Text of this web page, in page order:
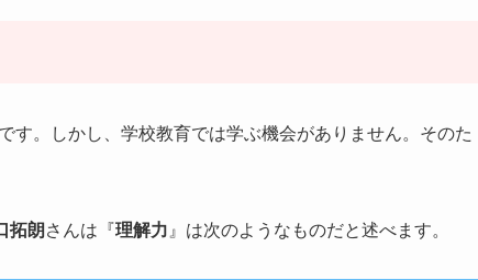
す。しかし、学校教育では学ぶ機会がありません。そのた
拓朗 さんは『理解力 』は次のようなものだと述べます。